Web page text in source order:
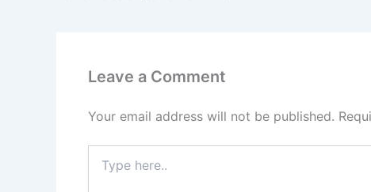
Leave a Comment
Your email address will not be published.
here..